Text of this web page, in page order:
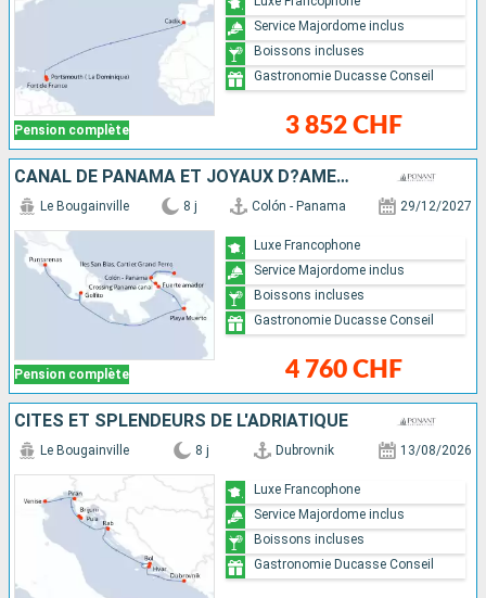
Pension complète 3 852 CHF
Service Majordome inclus
Boissons incluses
Gastronomie Ducasse Conseil
CANAL DE PANAMA ET JOYAUX D?AMÉRIQUE CENTRALE
Pension complète
Le Bougainville 8 j Colón - Panama 29/12/2027
4 760 CHF
Luxe Francophone
Service Majordome inclus
Boissons incluses
Gastronomie Ducasse Conseil
CITÉS ET SPLENDEURS DE L'ADRIATIQUE
Le Bougainville 8 j Dubrovnik 13/08/2026
Luxe Francophone
Service Majordome inclus
Boissons incluses
Gastronomie Ducasse Conseil